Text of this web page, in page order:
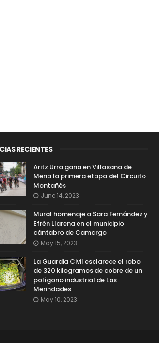
RECIENTES
Aritz Urra gana en Villasana de
Mena la primera etapa del Circuito
Montañés
June 14, 2023
Mural homenaje a Sara Fernández y
Efrén Llarena en el municipio
cántabro de Camargo
May 15, 2023
La Guardia Civil esclarece el robo
de 320 kilogramos de cobre de un
polígono industrial de Las
Merindades
May 10, 2023